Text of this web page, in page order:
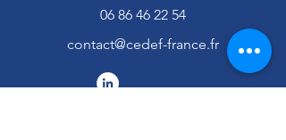
06 86 46 22 54
contact@cedef-france.fr